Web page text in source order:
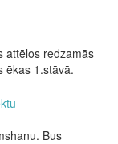
attēlos redzamās
ēkas 1.stāvā.
Bus